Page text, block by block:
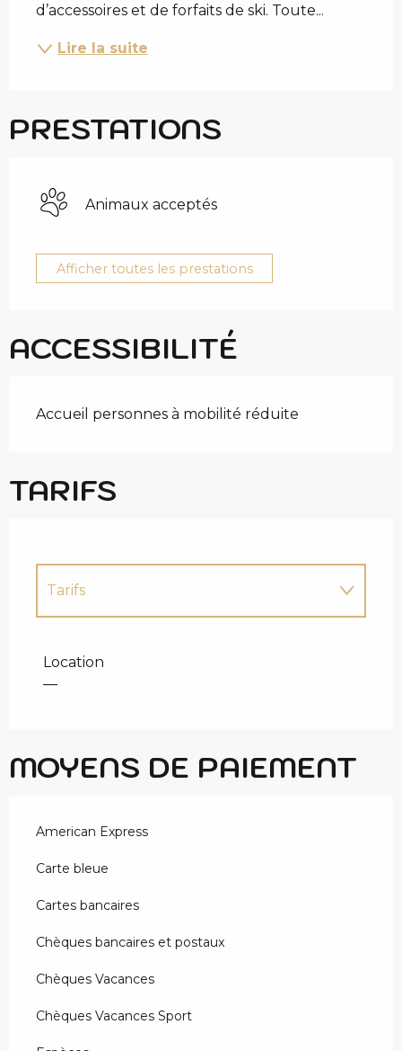
d’accessoires et de forfaits de ski. Toute...
Lire la suite
PRESTATIONS
Animaux acceptés
Afficher toutes les prestations
ACCESSIBILITÉ
Accueil personnes à mobilité réduite
TARIFS
Tarifs
Location
—
MOYENS DE PAIEMENT
American Express
Carte bleue
Cartes bancaires
Chèques bancaires et postaux
Chèques Vacances
Chèques Vacances Sport